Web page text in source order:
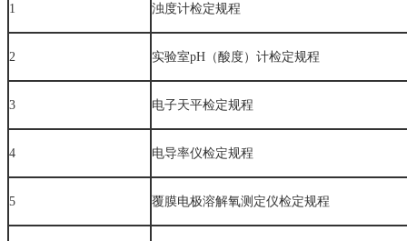
1 浊度计检定规程
2 实验室pH（酸度）计检定规程
3 电子天平检定规程
4 电导率仪检定规程
5 覆膜电极溶解氧测定仪检定规程